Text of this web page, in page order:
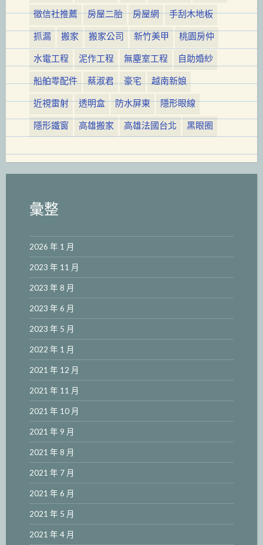
徵信社推薦
房屋二胎 房屋網
手刮木地板
抓漏
搬家 搬家公司 新竹美甲
桃園房仲
水電工程
泥作工程 無塵室工程
自助婚紗
船舶零配件
蔡淑君 豪宅
越南新娘
近視雷射
透明盒 防水屏東
隱形眼線
隱形鐵窗
高雄搬家 高雄法國台北 黑眼圈
彙整
2026 年 1 月
2023 年 11 月
2023 年 8 月
2023 年 6 月
2023 年 5 月
2022 年 1 月
2021 年 12 月
2021 年 11 月
2021 年 10 月
2021 年 9 月
2021 年 8 月
2021 年 7 月
2021 年 6 月
2021 年 5 月
2021 年 4 月